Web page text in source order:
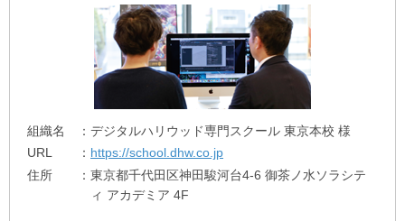
組織名
デジタルハリウッド専門スクール 東京本校 様
URL
https://school.dhw.co.jp
住所
東京都千代田区神田駿河台4-6 御茶ノ水ソラシテ
ィ アカデミア 4F